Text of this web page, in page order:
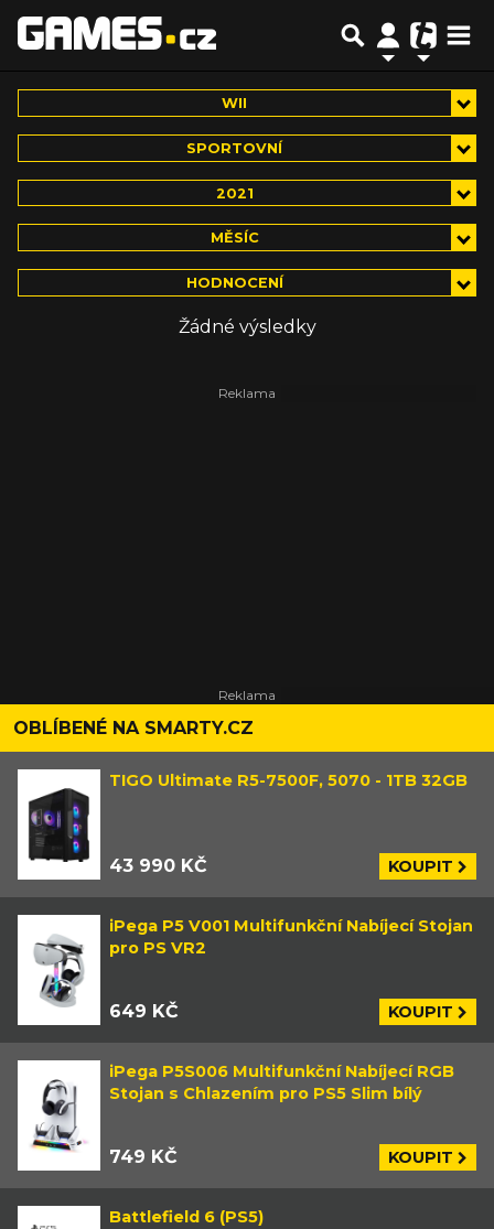
WII
SPORTOVNÍ
2021
MĚSÍC
HODNOCENÍ
Žádné výsledky
OBLÍBENÉ NA SMARTY.CZ
TIGO Ultimate R5-7500F, 5070 - 1TB 32GB
43 990 KČ KOUPIT
iPega P5 V001 Multifunkční Nabíjecí Stojan
pro PS VR2
649 KČ KOUPIT
iPega P5S006 Multifunkční Nabíjecí RGB
Stojan s Chlazením pro PS5 Slim bílý
749 KČ KOUPIT
Battlefield 6 (PS5)